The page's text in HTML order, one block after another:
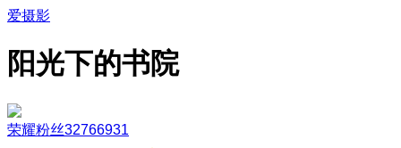
爱摄影
阳光下的书院
荣耀粉丝32766931